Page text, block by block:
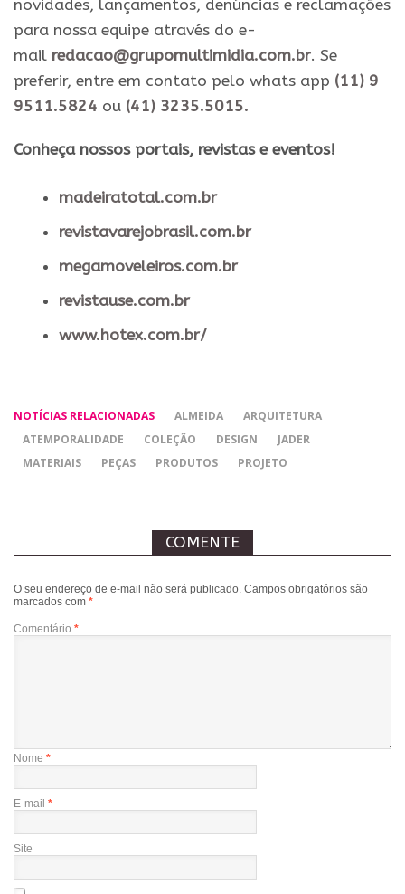
novidades, lançamentos, denúncias e reclamações
para nossa equipe através do e-
mail redacao@grupomultimidia.com.br. Se
preferir, entre em contato pelo whats app (11) 9
9511.5824 ou (41) 3235.5015.
​Conheça nossos ​portais, revistas e eventos​!
madeiratotal.com.br
revistavarejobrasil.com.br
megamoveleiros.com.br
revistause.com.br
www.hotex.com.br/
NOTÍCIAS RELACIONADAS ALMEIDA
ARQUITETURA
ATEMPORALIDADE
COLEÇÃO DESIGN
JADER
MATERIAIS
PEÇAS PRODUTOS PROJETO
COMENTE
O seu endereço de e-mail não será publicado. Campos obrigatórios são
marcados com *
Comentário *
Nome *
E-mail *
Site